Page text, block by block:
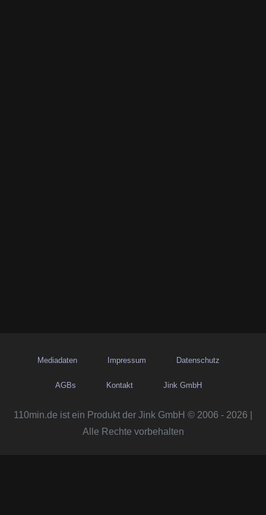
Mediadaten Impressum Datenschutz
AGBs Kontakt Jink GmbH
110min.de ist ein Produkt der Jink GmbH © 2006 - 2026 |
Alle Rechte vorbehalten